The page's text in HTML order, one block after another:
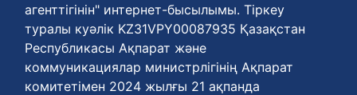
агенттігінін" интернет-бысылымы. Тіркеу
туралы куәлік KZ31VPY00087935 Қазақстан
Республикасы Ақпарат және
коммуникациялар министрлігінің Ақпарат
комитетімен 2024 жылғы 21 ақпанда